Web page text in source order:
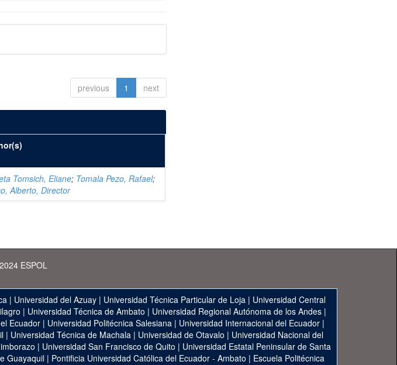
previous 1 next
Tomsich, Eliane; Tomala Pezo, Rafael;
Alberto, Director
ESPOL
| Universidad del Azuay | Universidad Técnica Particular de Loja | Universidad Central
| Universidad Técnica de Ambato | Universidad Regional Autónoma de los Andes|
Ecuador| Universidad Politécnica Salesiana| Universidad Internacional del Ecuador|
| Universidad Técnica de Machala | Universidad de Otavalo | Universidad Nacional del
| Universidad San Francisco de Quito | Universidad Estatal Peninsular de Santa
Guayaquil | Pontificia Universidad Católica del Ecuador - Ambato | Escuela Politécnica